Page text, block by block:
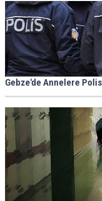
Gebze'de Annelere